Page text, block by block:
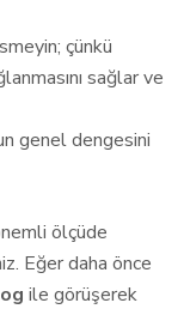
çünkü
sağlar ve
genel dengesini
ölçüde
Eğer daha önce
ile görüşerek